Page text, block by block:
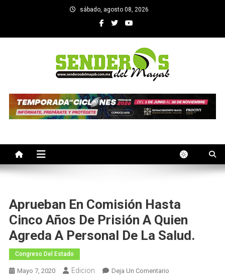
sábado, agosto 08, 2026
SENDEROS DEL MAYAB
Aprueban En Comisión Hasta
Cinco Años De Prisión A Quien
Agreda A Personal De La Salud.
Congreso Del Estado
Mayo 7, 2020 Edicion Deja Un ComentarioEn